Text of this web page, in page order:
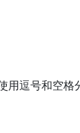
逗号和空格